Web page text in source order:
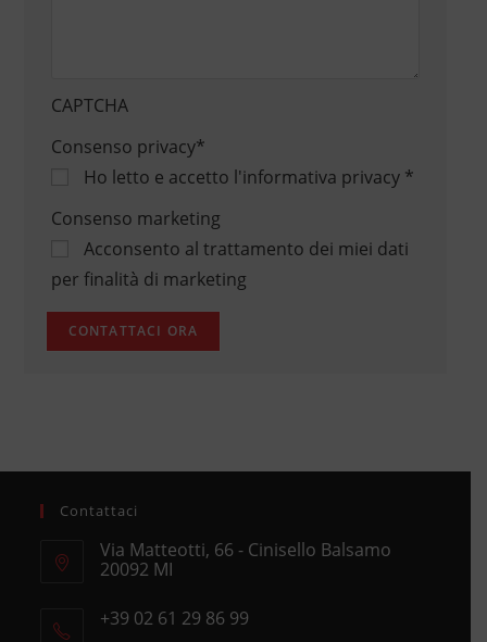
CAPTCHA
Consenso privacy*
Ho letto e accetto l'informativa privacy*
Consenso marketing
Acconsento al trattamento dei miei dati
per finalità di marketing
Contattaci
Via Matteotti, 66 - Cinisello Balsamo
20092 MI
in
+39 02 61 29 86 99